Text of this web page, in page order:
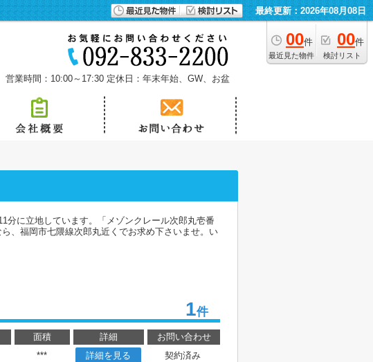
最終更新：2026年08月08日
00件
最近見た物件
00件
検討リスト
営業時間：10:00～17:30 定休日：年末年始、GW、お盆
分に立地しています。「メゾンクレール次郎丸壱番
、福岡市七隈線次郎丸近くでお求め下さいませ。い
1件
面積 詳細
お問い合わせ
*** 詳細を見る
契約済み